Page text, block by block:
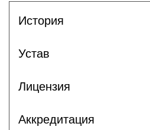
История
Устав
Лицензия
Аккредитация